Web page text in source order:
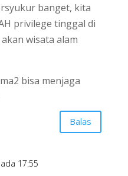
banget, kita
privilege tinggal di
wisata alam
bisa menjaga
Balas
17:55